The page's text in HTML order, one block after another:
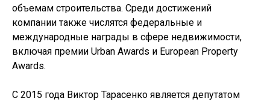
объемам строительства. Среди достижений
компании также числятся федеральные и
международные награды в сфере недвижимости,
включая премии Urban Awards и European Property
Awards.
С 2015 года Виктор Тарасенко является депутатом